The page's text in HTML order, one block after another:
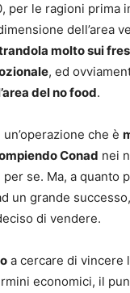
per le ragioni prima
dell’area
molto sui
, ed
del no food.
che è
Conad nei
se. Ma, a quanto
un grande
di vendere.
a cercare di vincere
economici, il